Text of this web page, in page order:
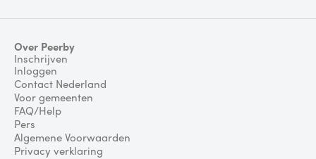
Over Peerby
Inschrijven
Inloggen
Contact Nederland
Voor gemeenten
FAQ/Help
Pers
Algemene Voorwaarden
Privacy verklaring